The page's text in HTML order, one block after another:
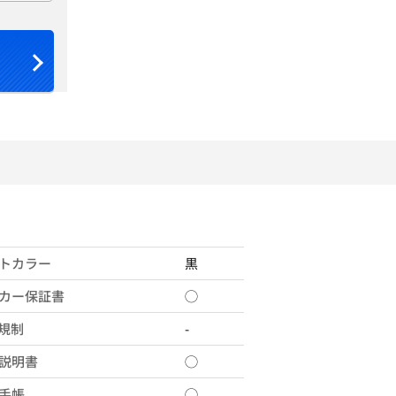
カラー
黒
ー保証書
◯
制
-
明書
◯